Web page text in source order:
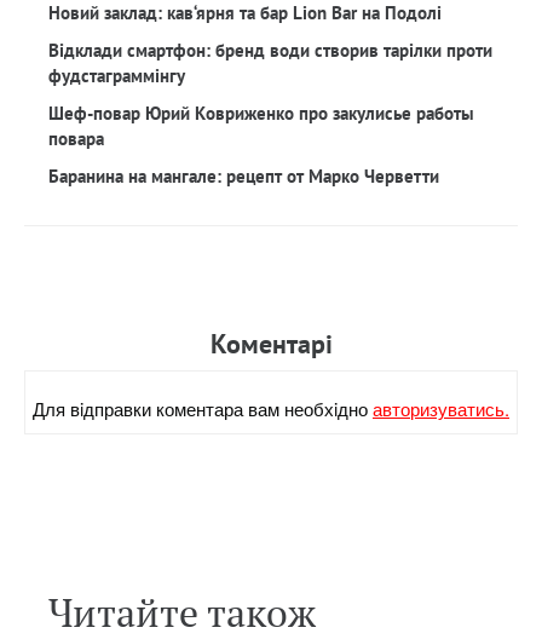
Новий заклад: кав‘ярня та бар Lion Bar на Подолі
Відклади смартфон: бренд води створив тарілки проти
фудстаграммінгу
Шеф-повар Юрий Ковриженко про закулисье работы
повара
Баранина на мангале: рецепт от Марко Черветти
Коментарi
Для вiдправки коментара вам необхiдноавторизуватись.
Читайте також